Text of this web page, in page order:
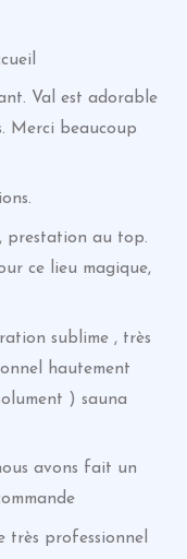
Val est adorable
Merci beaucoup
prestation au top.
ce lieu magique,
sublime , très
hautement
) sauna
avons fait un
très professionnel